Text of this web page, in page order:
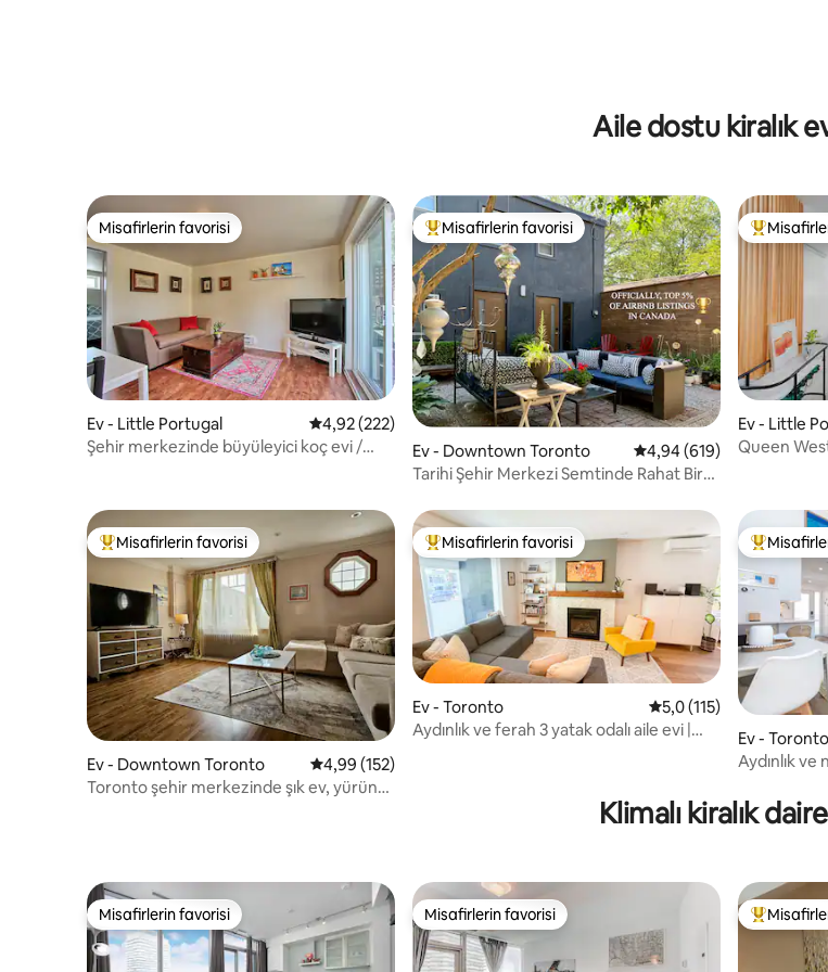
Aile dostu kiralık
Misafirlerin favorisi
Misafirlerin favorisi
Ev - Little Portugal 5 üzerinden ortalama 4,92 puan, 222 değerlendirme
4,92 (222)
Şehir merkezinde büyüleyici koç evi /
Misafirlerin favorilerinden en beğenilenler arasında
Misafirlerin favorisi
Ev - Downtown Toronto 5 üzerinden ortalama
4,94 (619)
Tarihi Şehir Merkezi Semtinde Rahat Bir
Ev - Little
Queen
Misafirlerin favorilerinden en beğenilenler arasında
Misafirlerin favorisi
Ev - Downtown Toronto 5 üzerinden ortalama 4,99 puan, 152 değerlendirme
4,99 (152)
Toronto şehir merkezinde şık ev, yürüne
Misafirlerin favorilerinden en beğenilenler arasında
Misafirlerin favorisi
Ev - Toronto 5 üzerinden ortalama
5,0 (115)
Aydınlık ve ferah 3 yatak odalı aile evi |
Ev - Toronto
Aydınlık
Klimalı kiralık
Misafirlerin favorisi
Misafirlerin favorisi Misafirlerin favorisi
Misafirlerin favorisi